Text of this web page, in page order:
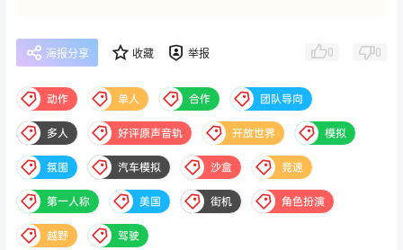
海报分享 收藏 举报 0 0
动作 单人 合作 团队导向
多人 好评原声音轨 开放世界 模拟
氛围 汽车模拟 沙盒 竞速
第一人称 美国 街机 角色扮演
越野 驾驶